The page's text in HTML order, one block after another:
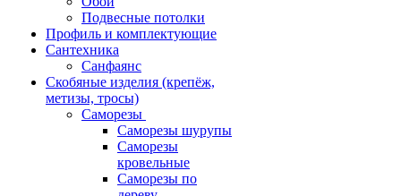
Подвесные потолки
Профиль и комплектующие
Сантехника
Санфаянс
Скобяные изделия (крепёж,
метизы, тросы)
Саморезы
Саморезы шурупы
Саморезы
кровельные
Саморезы по